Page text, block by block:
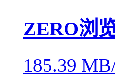
ZERO浏
185.39